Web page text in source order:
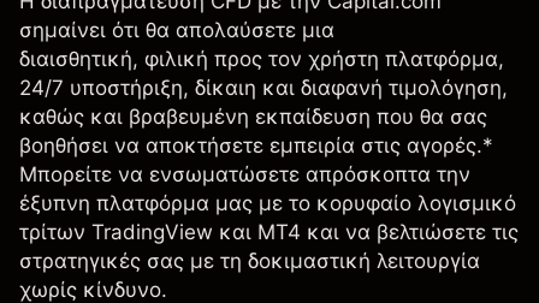
σημαίνει ότι θα απολαύσετε μια
διαισθητική, φιλική προς τον χρήστη πλατφόρμα,
24/7 υποστήριξη, δίκαιη και διαφανή τιμολόγηση,
καθώς και βραβευμένη εκπαίδευση που θα σας
βοηθήσει να αποκτήσετε εμπειρία στις αγορές.*
Μπορείτε να ενσωματώσετε απρόσκοπτα την
έξυπνη πλατφόρμα μας με το κορυφαίο λογισμικό
τρίτων TradingView και MT4 και να βελτιώσετε τις
στρατηγικές σας με τη δοκιμαστική λειτουργία
χωρίς κίνδυνο.